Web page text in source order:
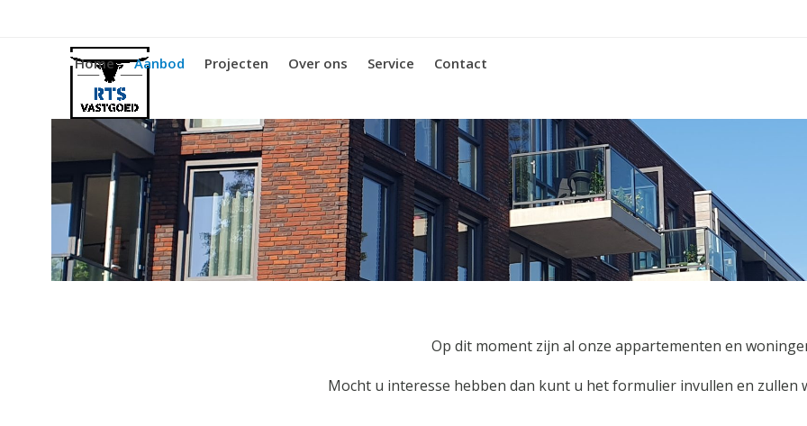
Home Aanbod Projecten Over ons Service Contact
Op dit moment zijn al onze appartementen en
Mocht u interesse hebben dan kunt u het formulier invullen en zullen